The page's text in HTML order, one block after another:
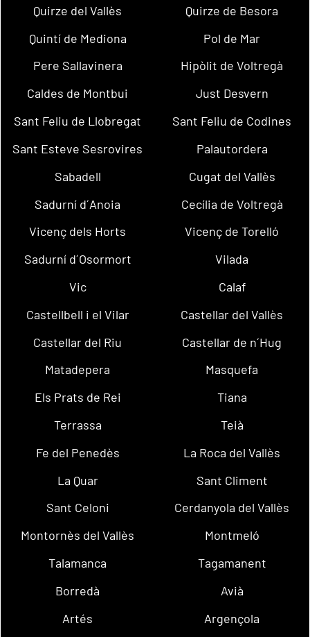
Quirze del Vallès
Quirze de Besora
Quintí de Mediona
Pol de Mar
Pere Sallavinera
Hipòlit de Voltregà
Caldes de Montbui
Just Desvern
Sant Feliu de Llobregat
Sant Feliu de Codines
Sant Esteve Sesrovires
Palautordera
Sabadell
Cugat del Vallès
Sadurní d´Anoia
Cecília de Voltregà
Vicenç dels Horts
Vicenç de Torelló
Sadurní d´Osormort
Vilada
Vic
Calaf
Castellbell i el Vilar
Castellar del Vallès
Castellar del Riu
Castellar de n´Hug
Matadepera
Masquefa
Els Prats de Rei
Tiana
Terrassa
Teià
Fe del Penedès
La Roca del Vallès
La Quar
Sant Climent
Sant Celoni
Cerdanyola del Vallès
Montornès del Vallès
Montmeló
Talamanca
Tagamanent
Borredà
Avià
Artés
Argençola